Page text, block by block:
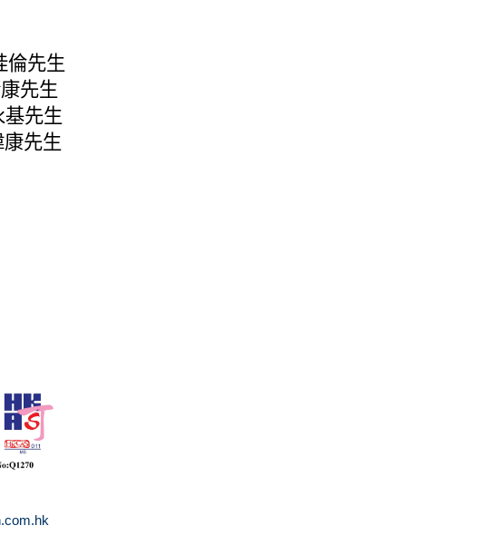
倫先生
先生
基先生
康先生